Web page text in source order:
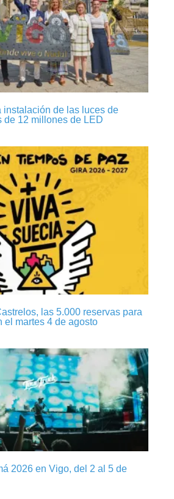
instalación de las luces de
de 12 millones de LED
las 5.000 reservas para
el martes 4 de agosto
2026 en Vigo, del 2 al 5 de